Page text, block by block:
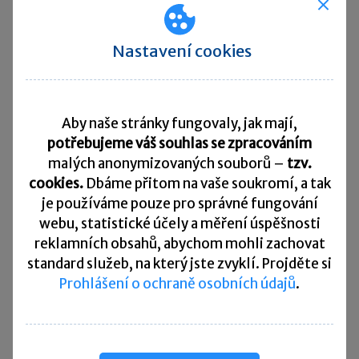
cena bílého jakostního vína se pohybovala
v listopadu 2011 na úrovni 63,98 Kč/l.
Předpokládaný dopad zvýšení sazby na 10 Kč/l
Příjmy z prodeje povolenek v aukcích
Ministerstvo financí předpokládá, že
příjmy
z povolenek budou pouze příjmem státního
rozpočtu. K tomu je navržena příslušná
legislativní úprava v návrhu usnesení vlády.
Nastavení cookies
Aby naše stránky fungovaly, jak mají,
potřebujeme váš souhlas se zpracováním
malých anonymizovaných souborů – tzv.
cookies. Dbáme přitom na vaše soukromí, a tak
je používáme pouze pro správné fungování
webu, statistické účely a měření úspěšnosti
reklamních obsahů, abychom mohli zachovat
standard služeb, na který jste zvyklí. Projděte si
Prohlášení o ochraně osobních údajů.